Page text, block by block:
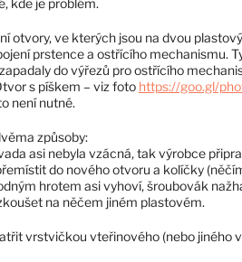
kde je problém.
otvory, ve kterých jsou na dvou
prstence a ostřícího mechanismu.
do výřezů pro ostřícího
s píškem – viz foto https://goo.gl/
není nutné.
způsoby:
asi nebyla vzácná, tak výrobce
do nového otvoru a kolíčky
hrotem asi vyhoví, šroubovák
na něčem jiném plastovém.
vrstvičkou vteřinového (nebo jiného